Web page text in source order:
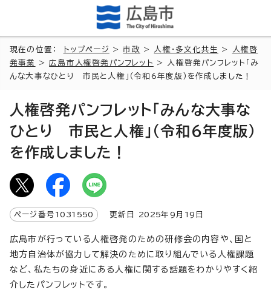
現在の位置： トップページ >市政 > 人権・多文化共生 >
人権啓
発事業
>広島市人権啓発パンフレット
> 人権啓発パンフレット「み
んな大事なひとり 市民と人権」（令和6年度版）を作成しました！
人権啓発パンフレット「みんな大事な
ひとり 市民と人権」（令和6年度版）
を作成しました！
ページ番号 1031550 更新日 2025年9月 19 日
広島市が行っている人権啓発のための研修会の内容や、国と
地方自治体が協力して解決のために取り組んでいる人権課題
など、私たちの身近にある人権に関する話題をわかりやすく紹
介したパンフレットです。